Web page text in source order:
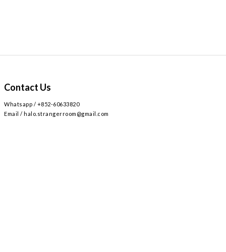
Contact Us
Whatsapp / +852-60633820
Email / halo.strangerroom@gmail.com